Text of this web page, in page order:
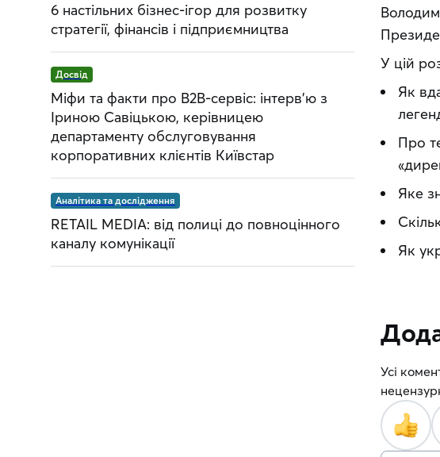
У цій
Як
Про
Яке
Як
6 настільних бізнес-ігор для розвитку
стратегії, фінансів і підприємництва
Досвід
Міфи та факти про B2B-сервіс: інтерв’ю з
Іриною Савіцькою, керівницею
департаменту обслуговування
корпоративних клієнтів Київстар
Аналітика та дослідження
RETAIL MEDIA: від полиці до повноцінного
каналу комунікації
Усі